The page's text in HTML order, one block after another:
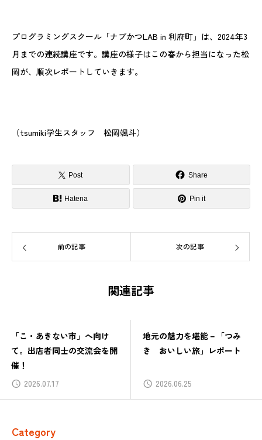
プログラミングスクール「ナブかつLAB in 利府町」は、2024年3
月までの連続講座です。講座の様子はこの春から担当になった松
岡が、順次レポートしていきます。
（tsumiki学生スタッフ 松岡颯斗）
Post Share
Hatena Pin it
前の記事 次の記事
関連記事
「こ・あきない市」へ向け
て。出店者同士の交流会を開
催！
2026.07.17
地元の魅力を堪能－「つみ
き おいしい旅」レポート
2026.06.25
Category